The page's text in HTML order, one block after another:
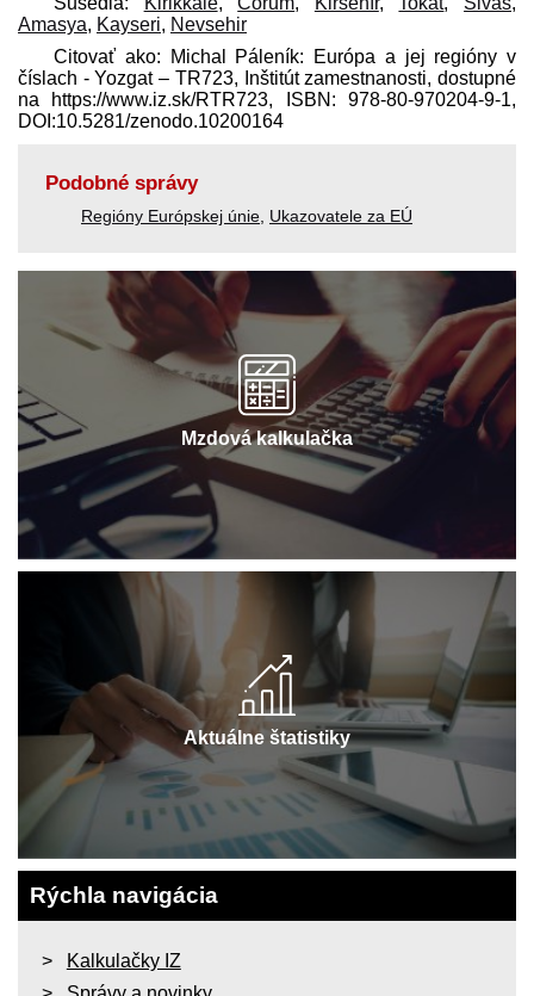
Amasya, Kayseri, Nevsehir
Citovať ako: Michal Páleník: Európa a jej regióny v
číslach - Yozgat – TR723, Inštitút zamestnanosti, dostupné
na https://www.iz.sk/​RTR723, ISBN: 978-80-970204-9-1,
DOI:10.5281/zenodo.10200164
Podobné správy
Regióny Európskej únie Ukazovatele za EÚ
Mzdová kalkulačka
Aktuálne štatistiky
Rýchla navigácia
Kalkulačky IZ